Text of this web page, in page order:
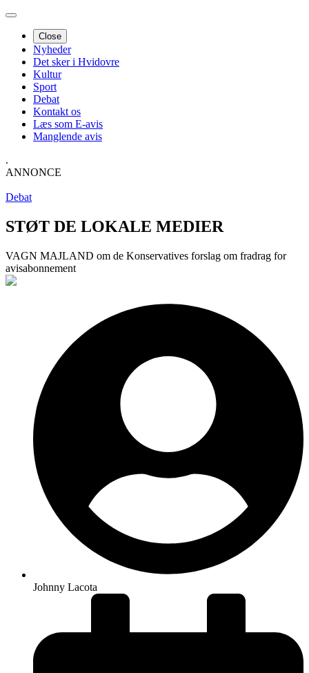
Close
Nyheder
Det sker i Hvidovre
Kultur
Sport
Debat
Kontakt os
Læs som E-avis
Manglende avis
.
ANNONCE
Debat
STØT DE LOKALE MEDIER
VAGN MAJLAND om de Konservatives forslag om fradrag for
avisabonnement
Johnny Lacota